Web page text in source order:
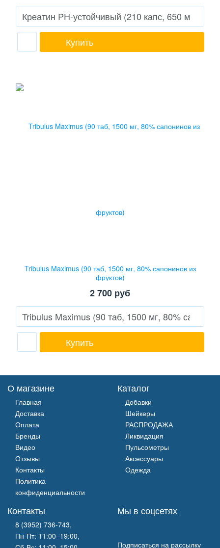
Купить
Tribulus Maximus (90 таб, 1500 мг, 80% сапонинов из
фруктов)
2 700 руб
Купить
О магазине
Главная
Доставка
Оплата
Бренды
Видео
Отзывы
Контакты
Политика
конфиденциальности
Каталог
Добавки
Шейкеры
РАСПРОДАЖА
Ликвидация
Пульсометры
Аксессуары
Одежда
Контакты
8 (3952) 736-743,
Пн-Пт: 11:00–19:00,
Мы в соцсетях
Подписаться на рассылку